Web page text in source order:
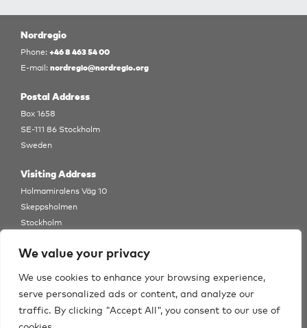
We value your privacy
We use cookies to enhance your browsing experience,
serve personalized ads or content, and analyze our
traffic. By clicking "Accept All", you consent to our use of
Nordregio
Phone:+46 8 463 54 00
E-mail:nordregio@nordregio.org
Postal Address
Box 1658
SE-111 86 Stockholm
Sweden
Visiting Address
Holmamiralens Väg 10
Skeppsholmen
Stockholm